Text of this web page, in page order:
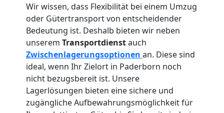
Wir wissen, dass Flexibilität bei einem Umzug
oder Gütertransport von entscheidender
Bedeutung ist. Deshalb bieten wir neben
unserem Transportdienstauch
Zwischenlagerungsoptionen an. Diese sind
ideal, wenn Ihr Zielort in Paderborn noch
nicht bezugsbereit ist. Unsere
Lagerlösungen bieten eine sichere und
zugängliche Aufbewahrungsmöglichkeit für